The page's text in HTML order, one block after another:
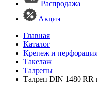
Распродажа
Акция
Главная
Каталог
Крепеж и перфорация
Такелаж
Талрепы
Талреп DIN 1480 RR